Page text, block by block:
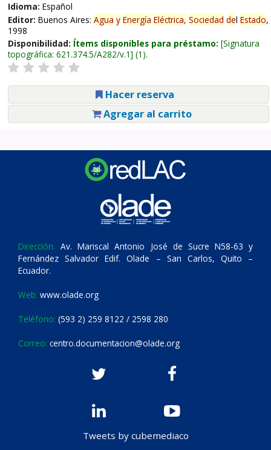
Idioma: Español
Editor: Buenos Aires: Agua y Energía Eléctrica, Sociedad del Estado,
1998
Disponibilidad: Ítems disponibles para préstamo: Signatura
topográfica: 621.374.5/A282/v.1 (1).
Hacer reserva
Agregar al carrito
Dirección: Av. Mariscal Antonio José de Sucre N58-63 y
Fernández Salvador Edif. Olade – San Carlos, Quito –
Ecuador.
Web: www.olade.org
Teléfono: (593 2) 259 8122 / 2598 280
Correo: centro.documentacion@olade.org
Tweets by cubemediaco